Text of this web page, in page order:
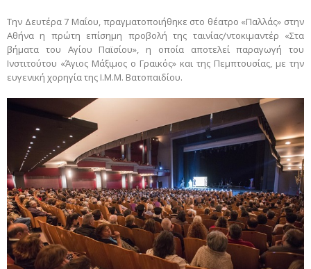
Την Δευτέρα 7 Μαΐου, πραγματοποιήθηκε στο θέατρο «Παλλάς» στην
Αθήνα η πρώτη επίσημη προβολή της ταινίας/ντοκιμαντέρ «Στα
βήματα του Αγίου Παϊσίου», η οποία αποτελεί παραγωγή του
Ινστιτούτου «Άγιος Μάξιμος ο Γραικός» και της Πεμπτουσίας, με την
ευγενική χορηγία της Ι.Μ.Μ. Βατοπαιδίου.